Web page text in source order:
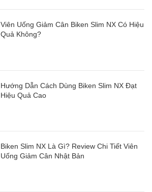
Viên Uống Giảm Cân Biken Slim NX Có Hiệu
Quả Không?
Hướng Dẫn Cách Dùng Biken Slim NX Đạt
Hiệu Quả Cao
Biken Slim NX Là Gì? Review Chi Tiết Viên
Uống Giảm Cân Nhật Bản